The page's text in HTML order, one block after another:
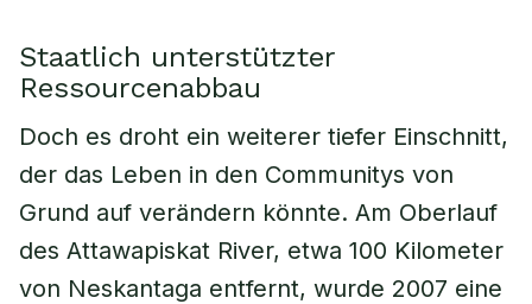
Staatlich unterstützter
Ressourcenabbau
Doch es droht ein weiterer tiefer Einschnitt,
der das Leben in den Communitys von
Grund auf verändern könnte. Am Oberlauf
des Attawapiskat River, etwa 100 Kilometer
von Neskantaga entfernt, wurde 2007 eine